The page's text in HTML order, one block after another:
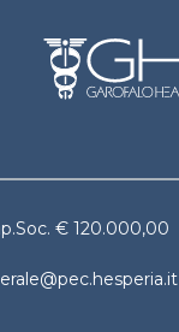
€ 120.000,00